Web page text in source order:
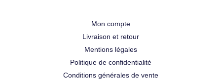
Mon compte
Livraison et retour
Mentions légales
Politique de confidentialité
Conditions générales de vente